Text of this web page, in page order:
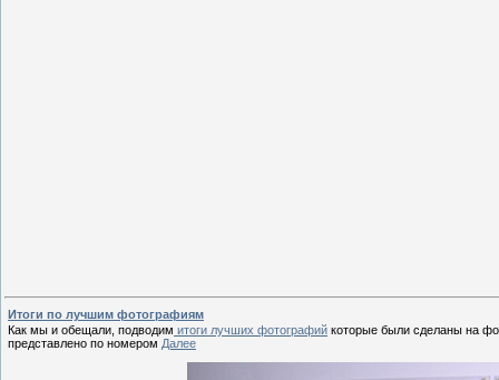
Итоги по лучшим фотографиям
Как мы и обещали, подводим итоги лучших фотографий которые были сделаны на
представлено по номером Далее